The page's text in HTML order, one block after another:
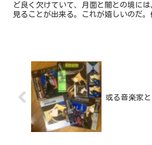
ど良く欠けていて、月面と闇との境に
見ることが出来る。これが嬉しいのだ
或る音楽家